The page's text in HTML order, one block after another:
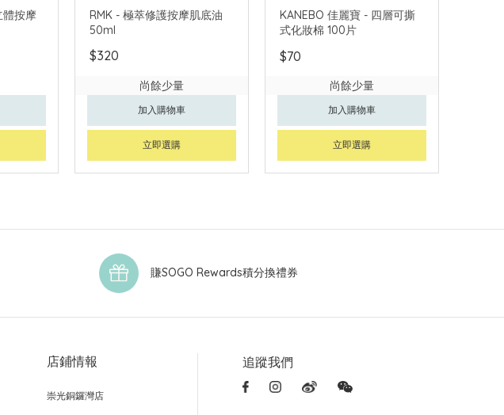
體按摩
RMK - 極萃修護按摩肌底油
50ml
$320
尚餘少量
加入購物車
立即選購
KANEBO 佳麗寶 - 四層可撕
式化妝棉 100片
$70
尚餘少量
加入購物車
立即選購
賺SOGO Rewards積分換禮券
店鋪情報
崇光銅鑼灣店
追蹤我們